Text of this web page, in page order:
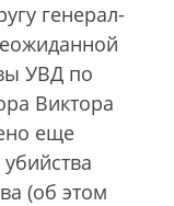
генерал-
УВД по
Виктора
еще
(об этом